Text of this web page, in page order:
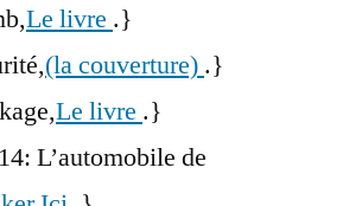
Le livre .}
(la couverture) .}
Le livre .}
L’automobile de